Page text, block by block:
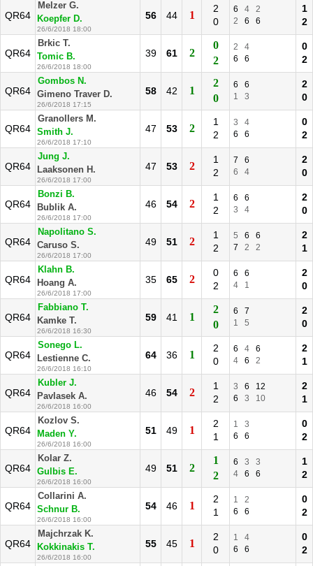
QR64
Melzer G.
Koepfer D.
26/6/2018 18:00
56 44 1
2
0
6 4
2
2
6 6
1
2
QR64
Brkic T.
Tomic B.
26/6/2018 18:00
39 61 2
0
2
2
4
6
6
0
2
QR64
Gombos N.
Gimeno Traver D.
26/6/2018 17:15
58 42 1
2
0
6
6
1
3
2
0
QR64
Granollers M.
Smith J.
26/6/2018 17:10
47 53 2
1
2
3
4
6
6
0
2
QR64
Jung J.
Laaksonen H.
26/6/2018 17:00
47 53 2
1
2
7
6
6
4
2
0
QR64
Bonzi B.
Bublik A.
26/6/2018 17:00
46 54 2
1
2
6
6
3
4
2
0
QR64
Napolitano S.
Caruso S.
26/6/2018 17:00
49 51 2
1
2
5 6
6
7
2 2
2
1
QR64
Klahn B.
Hoang A.
26/6/2018 17:00
35 65 2
0
2
6
6
4
1
2
0
QR64
Fabbiano T.
Kamke T.
26/6/2018 16:30
59 41 1
2
0
6
7
1
5
2
0
QR64
Sonego L.
Lestienne C.
26/6/2018 16:10
64 36 1
2
0
6 4
6
4
6 2
2
1
QR64
Kubler J.
Pavlasek A.
26/6/2018 16:00
46 54 2
1
2
3 6
12
6
3 10
2
1
QR64
Kozlov S.
Maden Y.
26/6/2018 16:00
51 49 1
2
1
1
3
6
6
0
2
QR64
Kolar Z.
Gulbis E.
26/6/2018 16:00
49 51 2
1
2
6 3
3
4
6 6
1
2
QR64
Collarini A.
Schnur B.
26/6/2018 16:00
54 46 1
2
1
1
2
6
6
0
2
QR64
Majchrzak K.
Kokkinakis T.
26/6/2018 16:00
55 45 1
2
0
1
4
6
6
0
2